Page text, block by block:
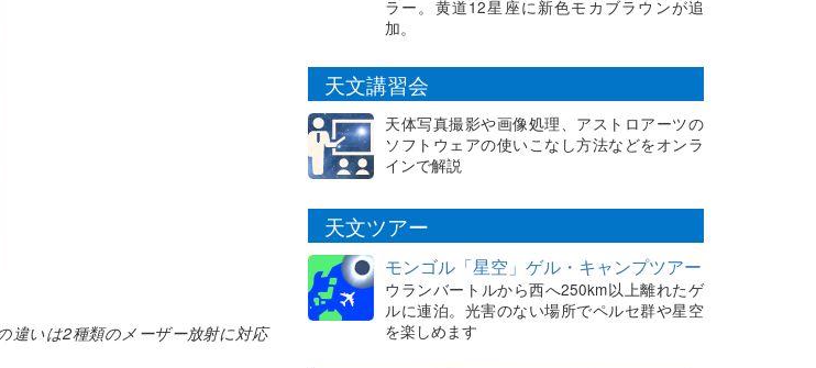
違いは2種類のメーザー放射に対応
ラー。黄道12星座に新色モカブラウンが追
加。
天文講習会
天体写真撮影や画像処理、アストロアーツの
ソフトウェアの使いこなし方法などをオンラ
インで解説
天文ツアー
モンゴル「星空」ゲル・キャンプツアー
ウランバートルから西へ250km以上離れたゲ
ルに連泊。光害のない場所でペルセ群や星空
を楽しめます